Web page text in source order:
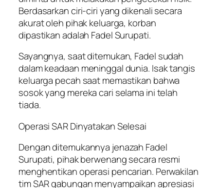
Berdasarkan ciri-ciri yang dikenali secara
akurat oleh pihak keluarga, korban
dipastikan adalah Fadel Surupati.
Sayangnya, saat ditemukan, Fadel sudah
dalam keadaan meninggal dunia. Isak tangis
keluarga pecah saat memastikan bahwa
sosok yang mereka cari selama ini telah
tiada.
Operasi SAR Dinyatakan Selesai
Dengan ditemukannya jenazah Fadel
Surupati, pihak berwenang secara resmi
menghentikan operasi pencarian. Perwakilan
tim SAR gabungan menyampaikan apresiasi